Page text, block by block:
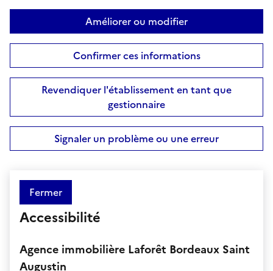
Améliorer ou modifier
Confirmer ces informations
Revendiquer l'établissement en tant que
gestionnaire
Signaler un problème ou une erreur
Fermer
Accessibilité
Agence immobilière Laforêt Bordeaux Saint
Augustin